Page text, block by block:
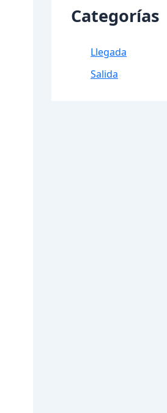
Categorías
Llegada
Salida